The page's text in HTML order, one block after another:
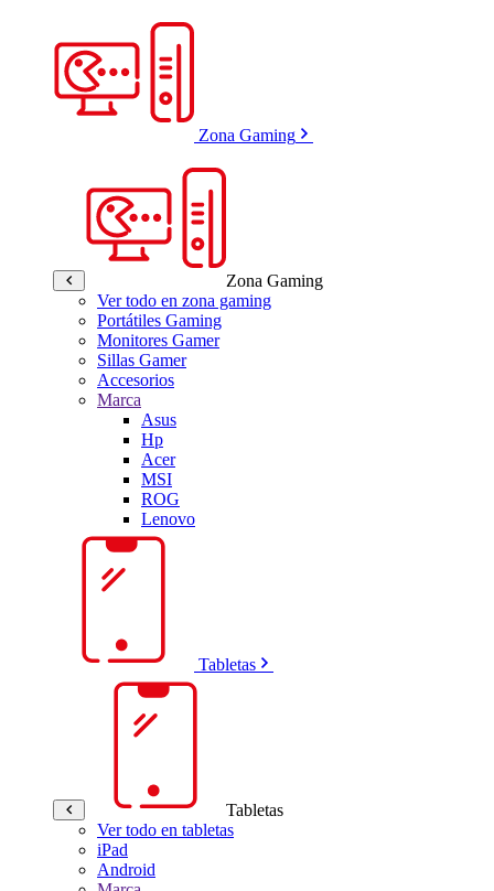
Zona Gaming
Zona Gaming
Ver todo en zona gaming
Portátiles Gaming
Monitores Gamer
Sillas Gamer
Accesorios
Marca
Asus
Hp
Acer
MSI
ROG
Lenovo
Tabletas
Tabletas
Ver todo en tabletas
iPad
Android